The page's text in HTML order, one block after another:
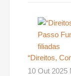
“Direitos,
10 Out 2025